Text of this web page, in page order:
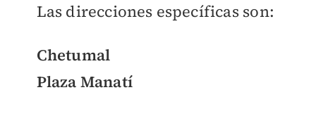
Las direcciones específicas son:
Chetumal
Plaza Manatí